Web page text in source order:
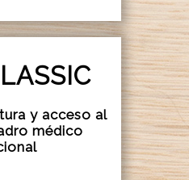
y acceso al
médico